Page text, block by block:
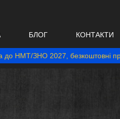
БЛОГ КОНТАКТИ
до НМТ/ЗНО 2027, безкоштовні